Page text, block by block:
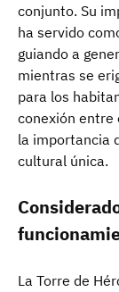
conjunto. Su
ha servido
guiando a
mientras se
para los
conexión entre
la importancia
cultural única.
La Torre de